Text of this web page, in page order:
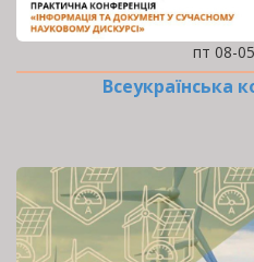
пт 08-
Всеукраїнська